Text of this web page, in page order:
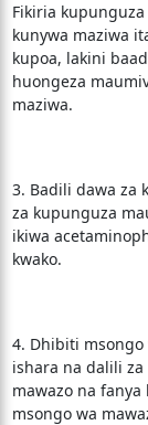
Fikiria
kunywa maziwa
kupoa, lakini
huongeza
maziwa.
3. Badili dawa za
za kupunguza
ikiwa
kwako.
4. Dhibiti msongo
ishara na dalili
mawazo na
msongo wa